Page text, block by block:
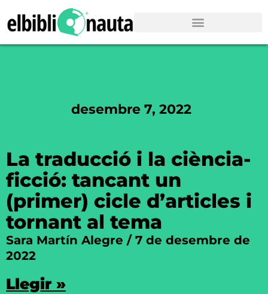
desembre 7, 2022
La traducció i la ciència-
ficció: tancant un
(primer) cicle d’articles i
tornant al tema
Sara Martín Alegre
7 de desembre de
2022
Llegir »